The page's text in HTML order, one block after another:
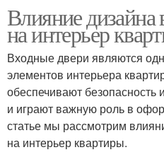
Влияние дизайна
на интерьер
Входные двери являются
элементов интерьера
обеспечивают безопасность
и играют важную роль в
статье мы рассмотрим
на интерьер квартиры.